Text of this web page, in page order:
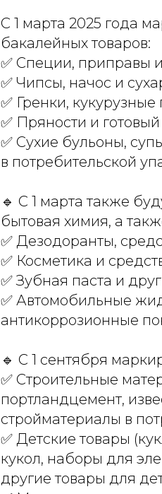
С 1 марта 2025 года
бакалейных товаров:
✅ Специи, приправы
✅ Чипсы, начос и
✅ Гренки,
✅ Пряности и
✅ Сухие бульоны,
в потребительской
🔹 С 1 марта также
бытовая химия, а
✅ Дезодоранты,
✅ Косметика и
✅ Зубная паста и
✅ Автомобильные
антикоррозионные
🔹 С 1 сентября
✅ Строительные
портландцемент,
стройматериалы в
✅ Детские товары
кукол, наборы для
другие товары для